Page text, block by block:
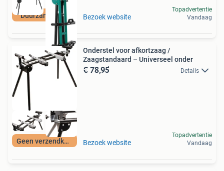
Duurzame Deal Bezoek website
Topadvertentie
Vandaag
Geen verzendkosten
Onderstel voor afkortzaag /
Zaagstandaard – Universeel onder
€ 78,95 Details
Bezoek website
Topadvertentie
Vandaag